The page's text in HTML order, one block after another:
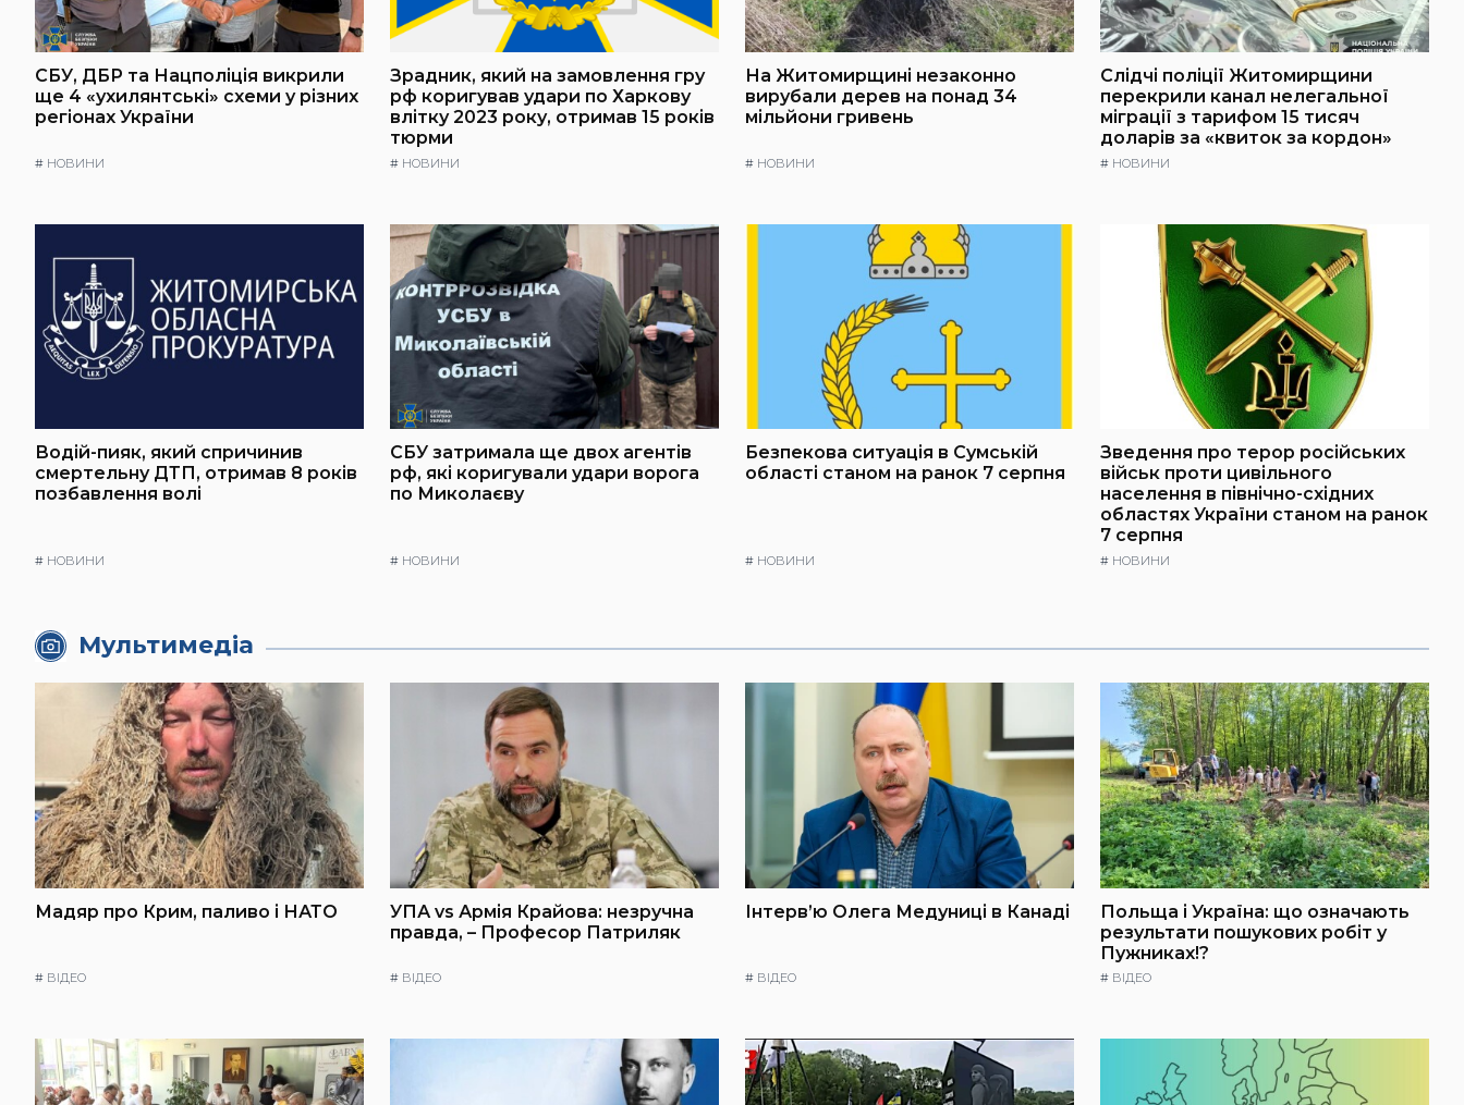
СБУ, ДБР та Нацполіція викрили
ще 4 «ухилянтські» схеми у різних
регіонах України
# НОВИНИ
Зрадник, який на замовлення гру
рф коригував удари по Харкову
влітку 2023 року, отримав 15 років
тюрми
# НОВИНИ
На Житомирщині незаконно
вирубали дерев на понад 34
мільйони гривень
# НОВИНИ
Слідчі поліції Житомирщини
перекрили канал нелегальної
міграції з тарифом 15 тисяч
доларів за «квиток за кордон»
# НОВИНИ
Водій-пияк, який спричинив
смертельну ДТП, отримав 8 років
позбавлення волі
# НОВИНИ
СБУ затримала ще двох агентів
рф, які коригували удари ворога
по Миколаєву
# НОВИНИ
Безпекова ситуація в Сумській
області станом на ранок 7 серпня
# НОВИНИ
Зведення про терор російських
військ проти цивільного
населення в північно-східних
областях України станом на ранок
7 серпня
# НОВИНИ
Мультимедіа
Мадяр про Крим, паливо і НАТО
# ВІДЕО
УПА vs Армія Крайова: незручна
правда, – Професор Патриляк
# ВІДЕО
Інтерв’ю Олега Медуниці в Канаді
# ВІДЕО
Польща і Україна: що означають
результати пошукових робіт у
Пужниках!?
# ВІДЕО